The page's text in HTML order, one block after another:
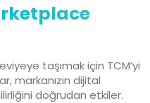
taşımak için TCM’yi
markanızın dijital
doğrudan etkiler.